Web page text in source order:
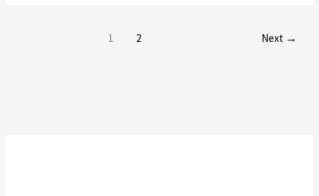
1 2 Next →